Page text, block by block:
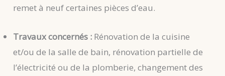
remet à neuf certaines pièces d’eau.
Travaux concernés : Rénovation de la cuisine
et/ou de la salle de bain, rénovation partielle de
l’électricité ou de la plomberie, changement des